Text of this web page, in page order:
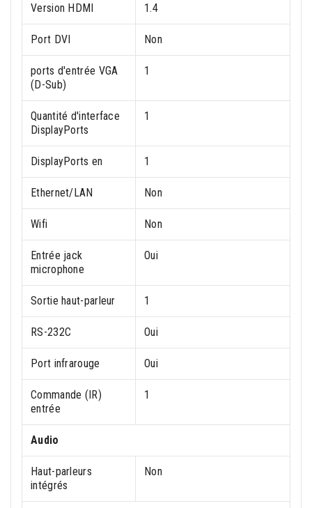
Version HDMI 1.4
Port DVI Non
ports d'entrée VGA
(D-Sub)
1
Quantité d'interface
DisplayPorts
1
DisplayPorts en 1
Ethernet/LAN Non
Wifi Non
Entrée jack
microphone
Oui
Sortie haut-parleur 1
RS-232C Oui
Port infrarouge Oui
Commande (IR)
entrée
1
Audio
Haut-parleurs
intégrés
Non